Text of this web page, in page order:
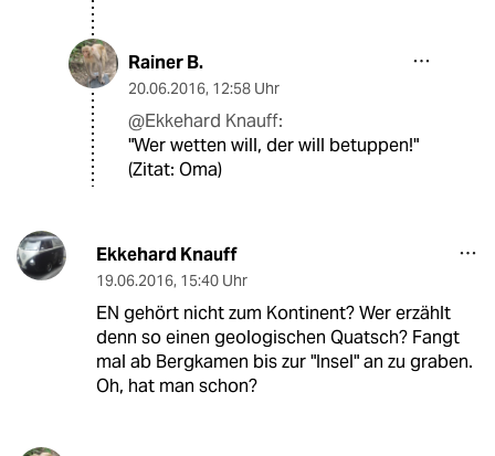
Rainer B.
20.06.2016, 12:58 Uhr
@Ekkehard Knauff:
"Wer wetten will, der will betuppen!"
(Zitat: Oma)
Ekkehard Knauff
19.06.2016, 15:40 Uhr
EN gehört nicht zum Kontinent? Wer erzählt
denn so einen geologischen Quatsch? Fangt
mal ab Bergkamen bis zur "Insel" an zu graben.
Oh, hat man schon?